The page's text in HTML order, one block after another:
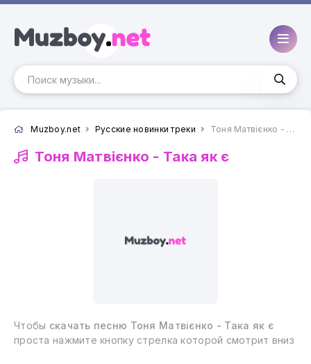
Muzboy.net Русские новинки треки Тоня Матвієнко - Така як є
Тоня Матвієнко - Така як є
Чтобы скачать песню Тоня Матвієнко - Така як є
проста нажмите кнопку стрелка которой смотрит вниз